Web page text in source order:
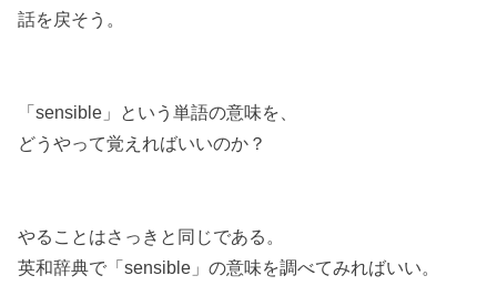
話を戻そう。
「sensible」という単語の意味を、
どうやって覚えればいいのか？
やることはさっきと同じである。
英和辞典で「sensible」の意味を調べてみればいい。